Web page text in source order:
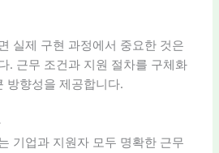
실제 구현 과정에서 중요한 것은
. 근무 조건과 지원 절차를 구체화
방향성을 제공합니다.
기업과 지원자 모두 명확한 근무